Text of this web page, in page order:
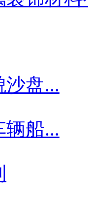
饰材
沙盘...
船...